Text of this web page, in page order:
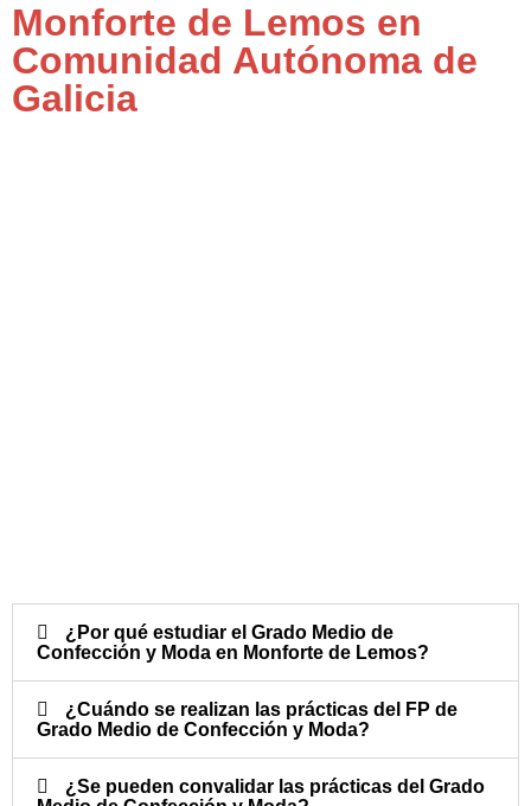
Monforte de Lemos en
Comunidad Autónoma de
Galicia
¿Por qué estudiar el Grado Medio de
Confección y Moda en Monforte de Lemos?
¿Cuándo se realizan las prácticas del FP de
Grado Medio de Confección y Moda?​
¿Se pueden convalidar las prácticas del Grado